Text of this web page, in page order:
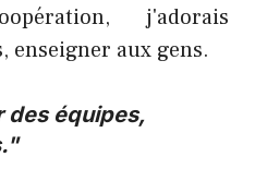
j'adorais
enseigner aux gens.
des équipes,